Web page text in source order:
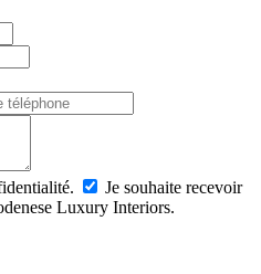
Je souhaite recevoir
Luxury Interiors.